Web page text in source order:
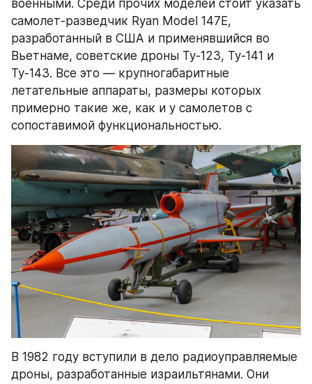
военными. Среди прочих моделей стоит указать
самолет-разведчик Ryan Model 147E,
разработанный в США и применявшийся во
Вьетнаме, советские дроны Ту-123, Ту-141 и
Ту-143. Все это — крупногабаритные
летательные аппараты, размеры которых
примерно такие же, как и у самолетов с
сопоставимой функциональностью.
В 1982 году вступили в дело радиоуправляемые
дроны, разработанные израильтянами. Они